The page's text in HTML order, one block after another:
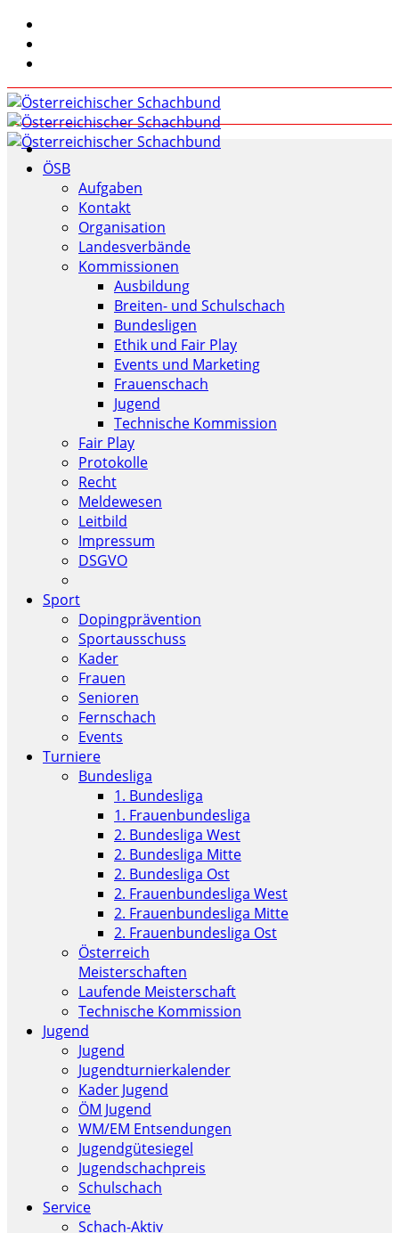
ÖSB
Aufgaben
Kontakt
Organisation
Landesverbände
Kommissionen
Ausbildung
Breiten- und Schulschach
Bundesligen
Ethik und Fair Play
Events und Marketing
Frauenschach
Jugend
Technische Kommission
Fair Play
Protokolle
Recht
Meldewesen
Leitbild
Impressum
DSGVO
Sport
Dopingprävention
Sportausschuss
Kader
Frauen
Senioren
Fernschach
Events
Turniere
Bundesliga
1. Bundesliga
1. Frauenbundesliga
2. Bundesliga West
2. Bundesliga Mitte
2. Bundesliga Ost
2. Frauenbundesliga West
2. Frauenbundesliga Mitte
2. Frauenbundesliga Ost
Österreich
Meisterschaften
Laufende Meisterschaft
Technische Kommission
Jugend
Jugend
Jugendturnierkalender
Kader Jugend
ÖM Jugend
WM/EM Entsendungen
Jugendgütesiegel
Jugendschachpreis
Schulschach
Service
Schach-Aktiv